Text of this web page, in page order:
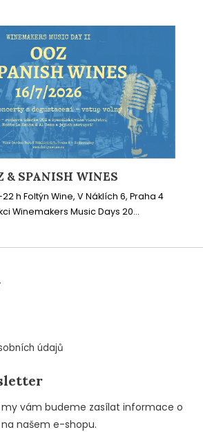
& SPANISH WINES
22 h Foltýn Wine, V Náklích 6, Praha 4
Winemakers Music Days 20...
údajů
vám budeme zasílat informace o
našem e-shopu.